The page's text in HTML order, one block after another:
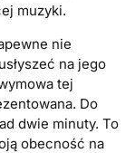
muzyki.
nie
na jego
tej
Do
dwie minuty. To
obecność na